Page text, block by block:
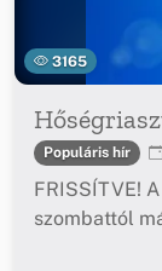
3165
Populáris hír
FRISSÍTVE!
szombattól